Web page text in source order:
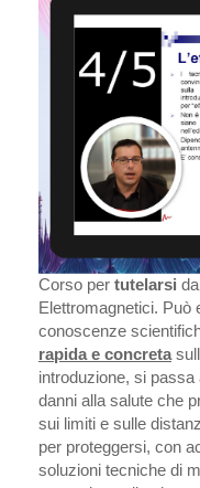
Corso per tutelarsi
Elettromagnetici. Può
conoscenze
rapida e concreta
introduzione, si
danni alla salute che
sui limiti e sulle
per proteggersi, con
soluzioni tecniche di